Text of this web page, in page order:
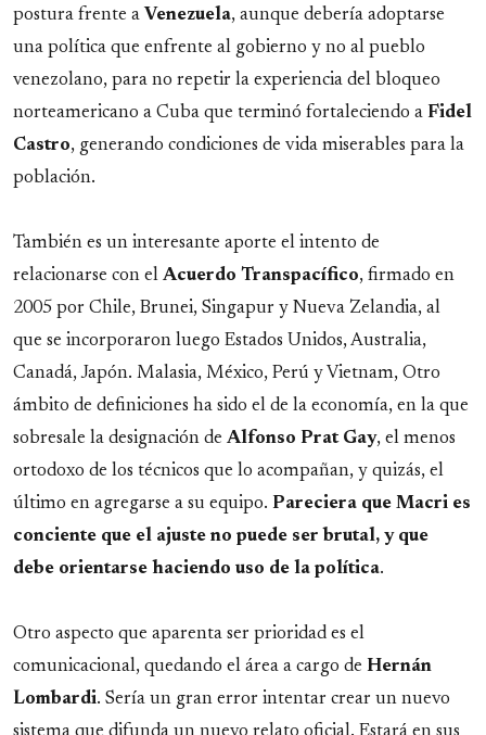
postura frente a Venezuela, aunque debería adoptarse
una política que enfrente al gobierno y no al pueblo
venezolano, para no repetir la experiencia del bloqueo
norteamericano a Cuba que terminó fortaleciendo a Fidel
Castro, generando condiciones de vida miserables para la
población.
También es un interesante aporte el intento de
relacionarse con el Acuerdo Transpacífico, firmado en
2005 por Chile, Brunei, Singapur y Nueva Zelandia, al
que se incorporaron luego Estados Unidos, Australia,
Canadá, Japón. Malasia, México, Perú y Vietnam, Otro
ámbito de definiciones ha sido el de la economía, en la que
sobresale la designación de Alfonso Prat Gay, el menos
ortodoxo de los técnicos que lo acompañan, y quizás, el
último en agregarse a su equipo. Pareciera que Macri es
conciente que el ajuste no puede ser brutal, y que
debe orientarse haciendo uso de la política.
Otro aspecto que aparenta ser prioridad es el
comunicacional, quedando el área a cargo de Hernán
Lombardi. Sería un gran error intentar crear un nuevo
sistema que difunda un nuevo relato oficial. Estará en sus